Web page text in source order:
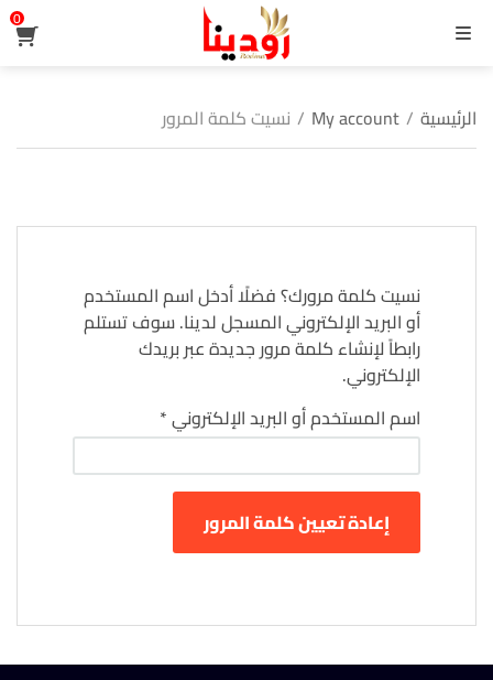
القائمة
0
الرئيسية /
My account
/ نسيت كلمة المرور
نسيت كلمة مرورك؟ فضلًا أدخل اسم المستخدم
أو البريد الإلكتروني المسجل لدينا. سوف تستلم
رابطاً لإنشاء كلمة مرور جديدة عبر بريدك
الإلكتروني.
اسم المستخدم أو البريد الإلكتروني*
إعادة تعيين كلمة المرور